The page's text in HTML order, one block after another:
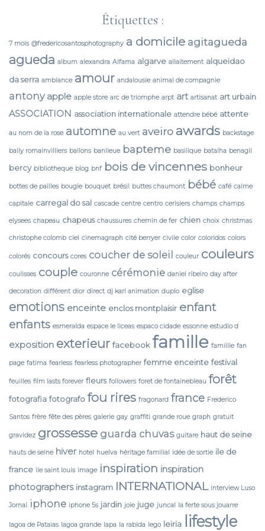
Étiquettes :
7 mois @fredericosantosphotography a domicile agitagueda
agueda album alexandra Alfama algarve allaitement alqueidao
da serra ambiance amour andalousie animal de compagnie
antony apple apple store arc de triomphe arpt art artisanat art urbain
ASSOCIATION association internationale attendre bébé attente
au nom de la rose automne au vert aveiro awards backstage
baily romainvilliers ballons banlieue bapteme basilique batalha benagil
bercy bibliotheque blog bnf bois de vincennes bonheur
bottes de pailles bougie bouquet brésil buttes chaumont bébé café calme
capitale carregal do sal cascade centre centro cerisiers champs champs
elysees chapeau chapeus chaussures chemin de fer chien choix christmas
christophe colomb ciel cinemagraph cité berryer civile color coloridos colors
colorés concours cores coucher de soleil couleur couleurs
coulisses couple couronne cérémonie daniel ribeiro day after
decoration différent dior direct dj karl animation duplo eglise
emotions enceinte enclos montplaisir enfant
enfants esmeralda espace le liceas espaco cidade essonne estudio d
exposition exterieur facebook famille famillle fan
page fatima fearless fearless photographer femme enceinte festival
feuilles film lasts forever fleurs followers foret de fontainebleau forêt
fotografia fotografo fou rires fragonard france Frederico
Santos frère fête des pères galerie gay graffiti grande roue graph gratuit
gravidez grossesse guarda chuvas guitare haut de seine
hauts de seine hiver hotel huelva héritage familial idée de sortie ile de
france ile saint louis image inspiration inspiration
photographers instagram INTERNATIONAL interview Luso
Jornal iphone iphone 5s jardin joie juge juncal la ferte sous jouarre
lagoa de Pataias lagoa grande lapa la rabida lego leiria lifestyle